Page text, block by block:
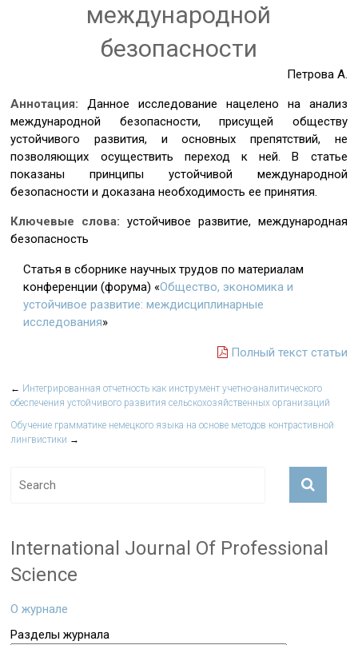
международной
безопасности
Петрова А.
Аннотация:Данное исследование нацелено на анализ
международной безопасности, присущей обществу
устойчивого развития, и основных препятствий, не
позволяющих осуществить переход к ней. В статье
показаны принципы устойчивой международной
безопасности и доказана необходимость ее принятия.
Ключевые слова: устойчивое развитие, международная
безопасность
Статья в сборнике научных трудов по материалам
конференции (форума) «Общество, экономика и
устойчивое развитие: междисциплинарные
исследования»
Полный текст статьи
← Интегрированная отчетность как инструмент учетно-аналитического
обеспечения устойчивого развития сельскохозяйственных организаций
Обучение грамматике немецкого языка на основе методов контрастивной
лингвистики →
International Journal Of Professional
Science
О журнале
Разделы журнала